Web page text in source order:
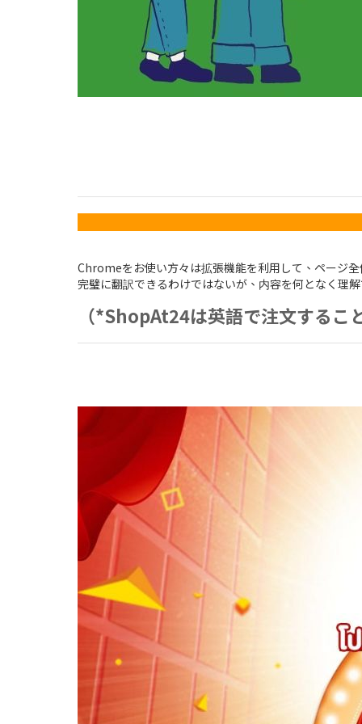
Chromeをお使い方々は拡張機能を利用して、ページ
完璧に翻訳できるわけではないが、内容を何となく理
（*ShopAt24は英語で注文するこ